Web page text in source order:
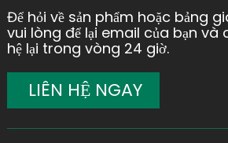
Để hỏi về sản phẩm hoặc bảng
vui lòng để lại email của bạn và
hệ lại trong vòng 24 giờ.
LIÊN HỆ NGAY